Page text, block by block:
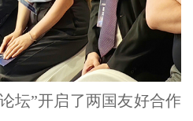
坛”开启了两国友好合作